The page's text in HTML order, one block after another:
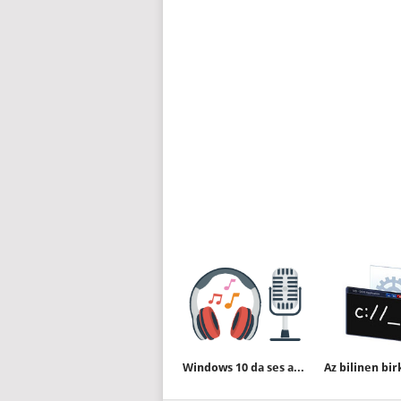
Windows 10 da ses aygıtını yeniden adlandıralım